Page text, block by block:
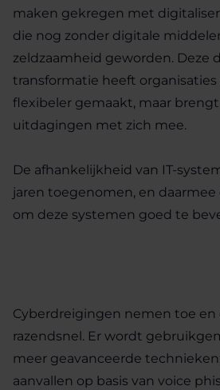
maken gekregen met
die nog zonder digitale
zeldzaamheid geworden. Deze
transformatie heeft
flexibeler gemaakt, maar
uitdagingen met zich mee.
De afhankelijkheid van IT-
jaren toegenomen, en daarmee
om deze systemen goed te
Cyberdreigingen nemen toe en
razendsnel. Er wordt
meer geavanceerde
aanvallen op basis van voice